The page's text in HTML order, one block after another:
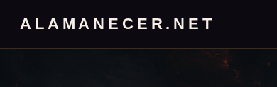
ALAMANECER.NET